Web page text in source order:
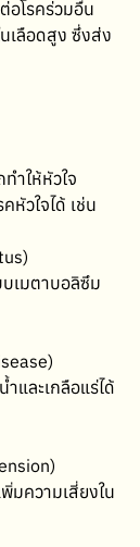
นเลือดสูง ซึ่งส่ง
หัวใจได้ เช่น
เมตาบอลิซึม
และเกลือแร่ได้
มความเสี่ยงใน